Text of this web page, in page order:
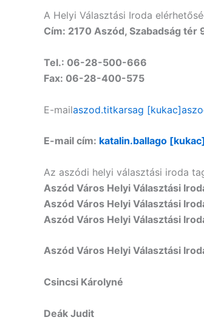
A Helyi Választási Iroda
Cím: 2170 Aszód, Szabadság tér
Tel.: 06-28-500-666
Fax: 06-28-400-575
E-mailaszod.titkarsag
E-mail cím: katalin.ballago
Az aszódi helyi választási iroda
Aszód Város Helyi Választási
Aszód Város Helyi Választási
Aszód Város Helyi Választási
Aszód Város Helyi Választási
Csincsi Károlyné
Deák Judit